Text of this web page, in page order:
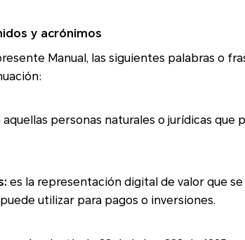
y acrónimos
Manual, las siguientes palabras o
continuación:
o jurídicas que poseen una o varias acciones de la
es la representación digital de valor que se puede comercializar
utilizar para pagos o inversiones.